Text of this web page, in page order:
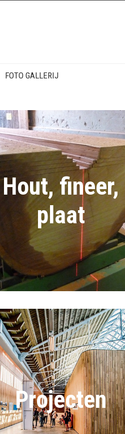
FOTO GALLERIJ
Hout, fineer,
plaat
Projecten